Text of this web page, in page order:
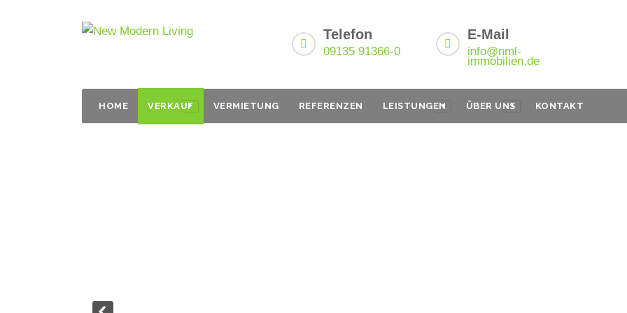
Telefon
09135 91366-0
E-Mail
info@nml-
immobilien.de
HOME VERKAUF VERMIETUNG REFERENZEN LEISTUNGEN ÜBER UNS KONTAKT